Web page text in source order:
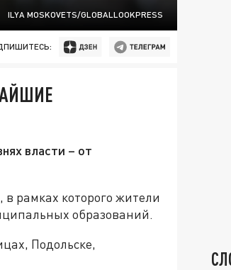
ILYA MOSKOVETS/GLOBALLOOKPRESS
власти – от
рамках которого жители
образований.
Подольске,